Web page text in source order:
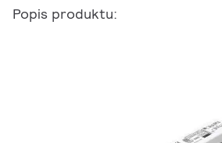
Popis produktu: